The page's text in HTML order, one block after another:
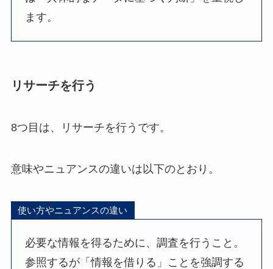
ます。
リサーチを行う
8つ目は、リサーチを行うです。
意味やニュアンスの違いは以下のとおり。
使い方やニュアンスの違い
必要な情報を得るために、調査を行うこと。
参照するが「情報を借りる」ことを強調する